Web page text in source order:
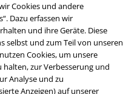
Cookies und andere
Dazu erfassen wir
und ihre Geräte. Diese
selbst und zum Teil von unseren
Cookies, um unsere
halten, zur Verbesserung und
Analyse und zu
Anzeigen) auf unserer
App
EMP App runter und genieße
und Vorteile!